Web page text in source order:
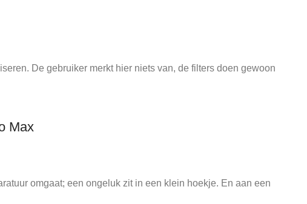
De gebruiker merkt hier niets van, de filters doen gewoon
Max
omgaat; een ongeluk zit in een klein hoekje. En aan een